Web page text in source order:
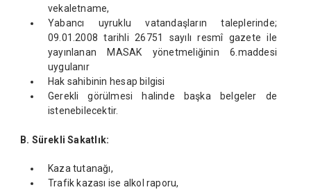
vekaletname,
Yabancı uyruklu vatandaşların taleplerinde;
09.01.2008 tarihli 26751 sayılı resmî gazete ile
yayınlanan MASAK yönetmeliğinin 6.maddesi
uygulanır
Hak sahibinin hesap bilgisi
Gerekli görülmesi halinde başka belgeler de
istenebilecektir.
B. Sürekli Sakatl ı k:
Kaza tutanağı,
Trafik kazası ise alkol raporu,